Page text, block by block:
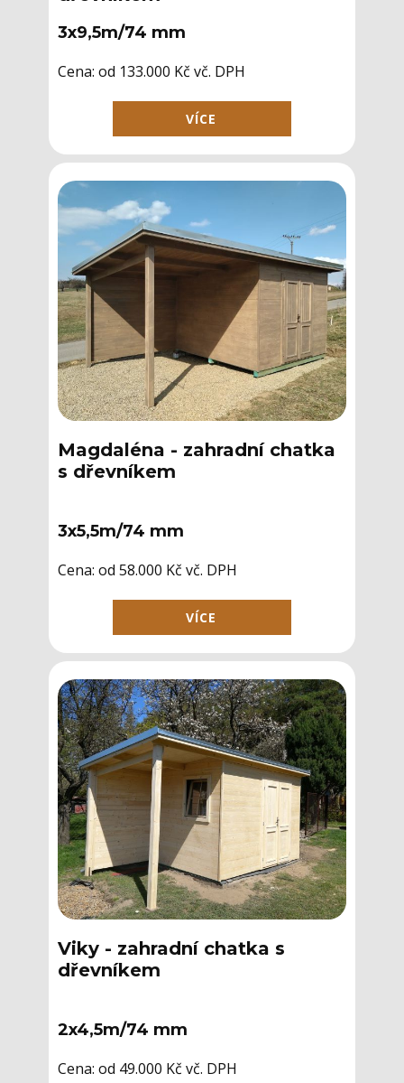
3x9,5m/74 mm
Cena: ​od 133.000 Kč vč. DPH
VÍCE
Magdaléna - zahradní chatka
s dřevníkem
3x5,5m/74 mm
Cena: ​od 58.000 Kč vč. DPH
VÍCE
Viky - zahradní chatka s
dřevníkem
2x4,5m/74 mm
Cena: ​od 49.000 Kč vč. DPH